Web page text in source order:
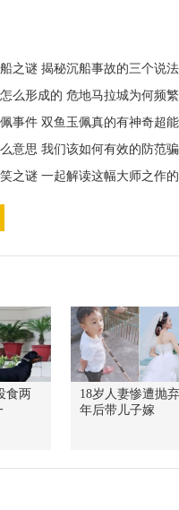
之谜 揭秘沉船事故的三个说法
么形成的 危地马拉城为何频
事件 双鱼玉佩真的有神奇超
意思 我们该如何有效的防范
之谜 一起解读这幅大师之作
食两
18岁人妻惨遭抛
年后带儿子嫁